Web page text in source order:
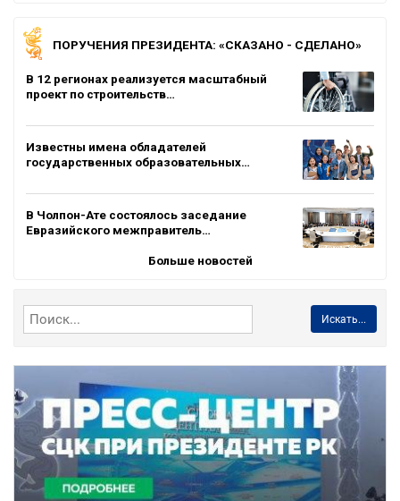
ПОРУЧЕНИЯ ПРЕЗИДЕНТА: «СКАЗАНО - СДЕЛАНО»
В 12 регионах реализуется масштабный
проект по строительств…
Известны имена обладателей
государственных образовательных…
В Чолпон-Ате состоялось заседание
Евразийского межправитель…
Больше новостей
Искать...